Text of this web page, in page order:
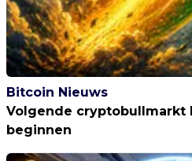
Bitcoin Nieuws
Volgende cryptobullmarkt
beginnen